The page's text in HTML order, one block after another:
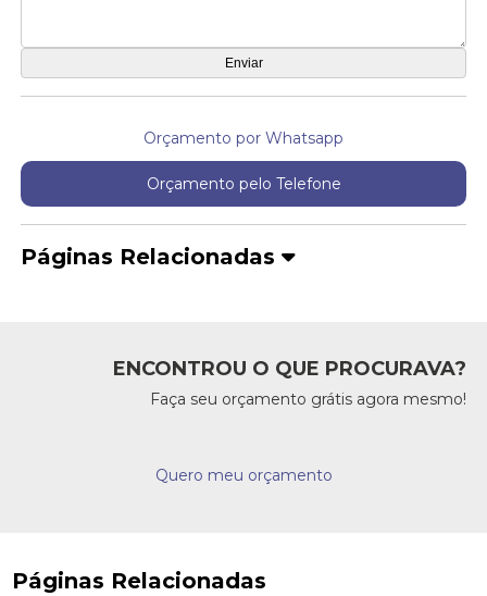
Orçamento por Whatsapp
Orçamento pelo Telefone
Páginas Relacionadas
ENCONTROU O QUE PROCURAVA?
Faça seu orçamento grátis agora mesmo!
Quero meu orçamento
Páginas Relacionadas